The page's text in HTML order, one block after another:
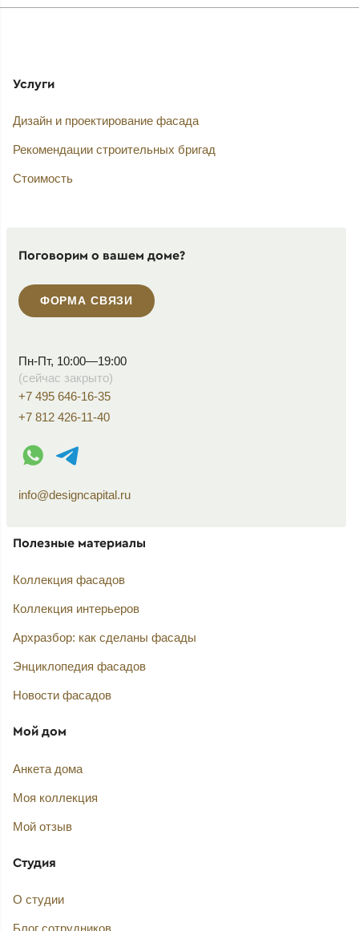
Услуги
Дизайн и проектирование фасада
Рекомендации строительных бригад
Стоимость
Поговорим о вашем доме?
ФОРМА СВЯЗИ
Пн-Пт, 10:00—19:00
(сейчас закрыто)
+7 495 646-16-35
+7 812 426-11-40
WhatsApp контакт
Telegram контакт
info@designcapital.ru
Полезные материалы
Коллекция фасадов
Коллекция интерьеров
Архразбор: как сделаны фасады
Энциклопедия фасадов
Новости фасадов
Мой дом
Анкета дома
Моя коллекция
Мой отзыв
Студия
О студии
Блог сотрудников